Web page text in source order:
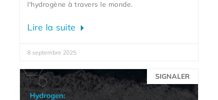
l'hydrogène à travers le monde.
Lire la suite
8 septembre 2025
SIGNALER